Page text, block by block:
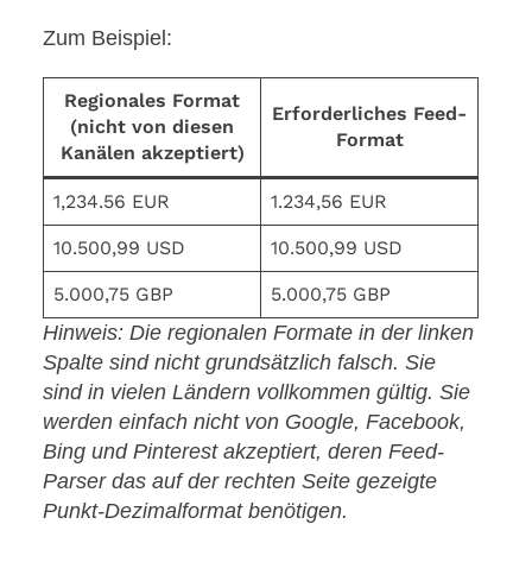
Zum Beispiel:
Regionales Format
(nicht von diesen
Kanälen akzeptiert)
Erforderliches Feed-
Format
1,234.56 EUR 1.234,56 EUR
10.500,99 USD 10.500,99 USD
5.000,75 GBP 5.000,75 GBP
Hinweis: Die regionalen Formate in der linken
Spalte sind nicht grundsätzlich falsch. Sie
sind in vielen Ländern vollkommen gültig. Sie
werden einfach nicht von Google, Facebook,
Bing und Pinterest akzeptiert, deren Feed-
Parser das auf der rechten Seite gezeigte
Punkt-Dezimalformat benötigen.